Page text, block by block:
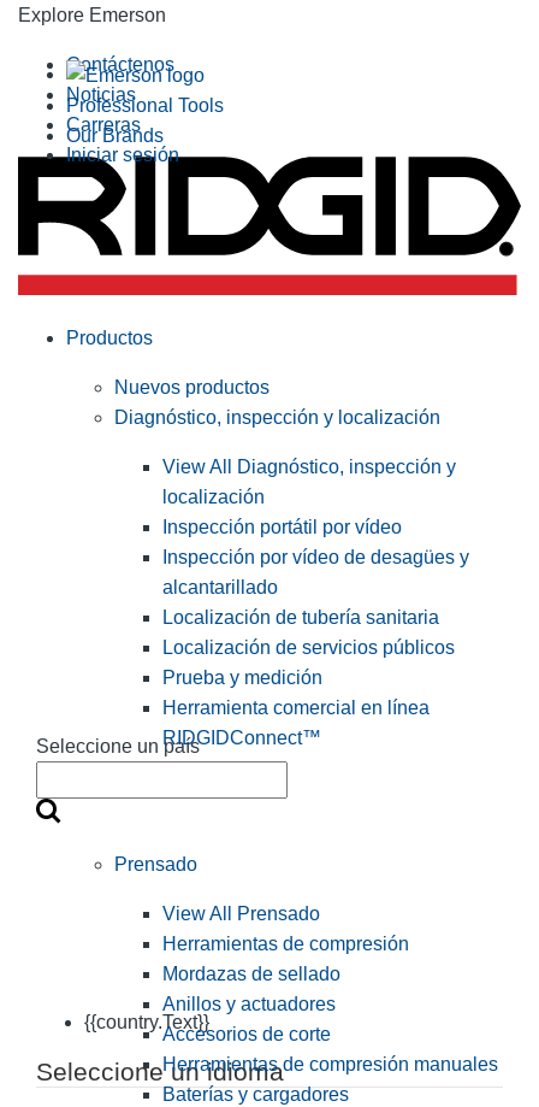
Explore Emerson
Professional Tools
Our Brands
Contáctenos
Noticias
Carreras
Iniciar sesión
Seleccione un país
{{country.Text}}
Seleccione un idioma
Productos
Nuevos productos
Diagnóstico, inspección y localización
View All Diagnóstico, inspección y
localización
Inspección portátil por vídeo
Inspección por vídeo de desagües y
alcantarillado
Localización de tubería sanitaria
Localización de servicios públicos
Prueba y medición
Herramienta comercial en línea
RIDGIDConnect™
Prensado
View All Prensado
Herramientas de compresión
Mordazas de sellado
Anillos y actuadores
Accesorios de corte
Herramientas de compresión manuales
Baterías y cargadores